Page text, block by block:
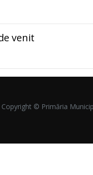
venit
Copyright © Primăria